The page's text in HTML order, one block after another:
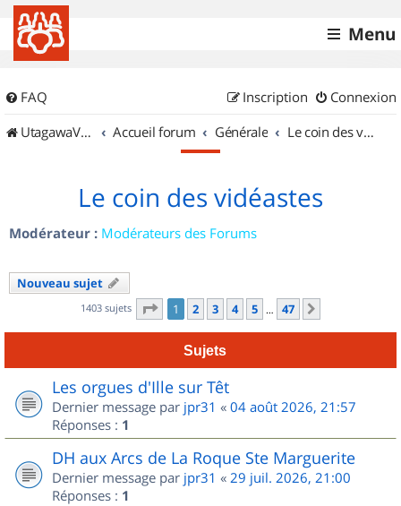
Menu
FAQ Connexion
Inscription
UtagawaVTT (Randos VTT et VTTAE avec traces GPS)
Accueil forum Générale Le coin des vidéastes
Le coin des vidéastes
Modérateur : Modérateurs des Forums
Nouveau sujet
1403 sujets Page 1sur
1 2 3 4 5 … 47
Sujets
Les orgues d'Ille sur Têt
Dernier message par jpr31 « 04 août 2026, 21:57
Réponses : 1
DH aux Arcs de La Roque Ste Marguerite
Dernier message par jpr31 « 29 juil. 2026, 21:00
Réponses : 1